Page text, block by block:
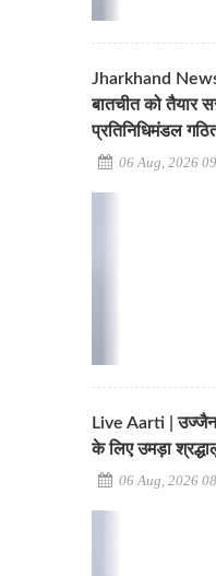
Jharkhand News:
बातचीत को तैयार
प्रतिनिधिमंडल
06 Aug, 2026
Live Aarti | उज्जैन
के लिए उमड़ा
06 Aug, 2026